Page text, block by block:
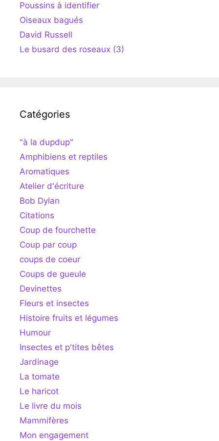
Poussins à identifier
Oiseaux bagués
David Russell
Le busard des roseaux (3)
Catégories
"à la dupdup"
Amphibiens et reptiles
Aromatiques
Atelier d'écriture
Bob Dylan
Citations
Coup de fourchette
Coup par coup
coups de coeur
Coups de gueule
Devinettes
Fleurs et insectes
Histoire fruits et légumes
Humour
Insectes et p'tites bêtes
Jardinage
La tomate
Le haricot
Le livre du mois
Mammifères
Mon engagement